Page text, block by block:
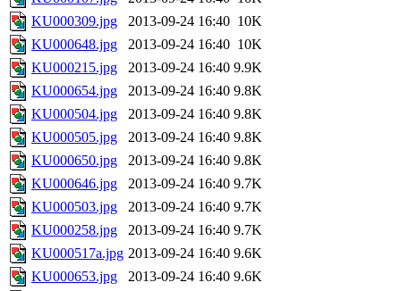
KU000309.jpg
2013-09-24 16:40 10K
KU000648.jpg
2013-09-24 16:40 10K
KU000215.jpg
2013-09-24 16:40 9.9K
KU000654.jpg
2013-09-24 16:40 9.8K
KU000504.jpg
2013-09-24 16:40 9.8K
KU000505.jpg
2013-09-24 16:40 9.8K
KU000650.jpg
2013-09-24 16:40 9.8K
KU000646.jpg
2013-09-24 16:40 9.7K
KU000503.jpg
2013-09-24 16:40 9.7K
KU000258.jpg
2013-09-24 16:40 9.7K
KU000517a.jpg 2013-09-24 16:40 9.6K
KU000653.jpg
2013-09-24 16:40 9.6K